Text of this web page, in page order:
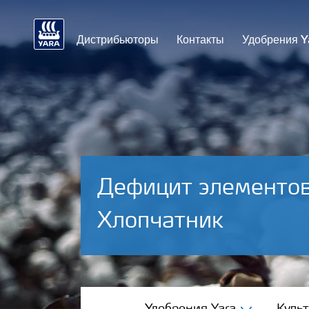
Дистрибьюторы Контакты Удобрения
Дефицит
Хлопчатник
Удобрения Yara